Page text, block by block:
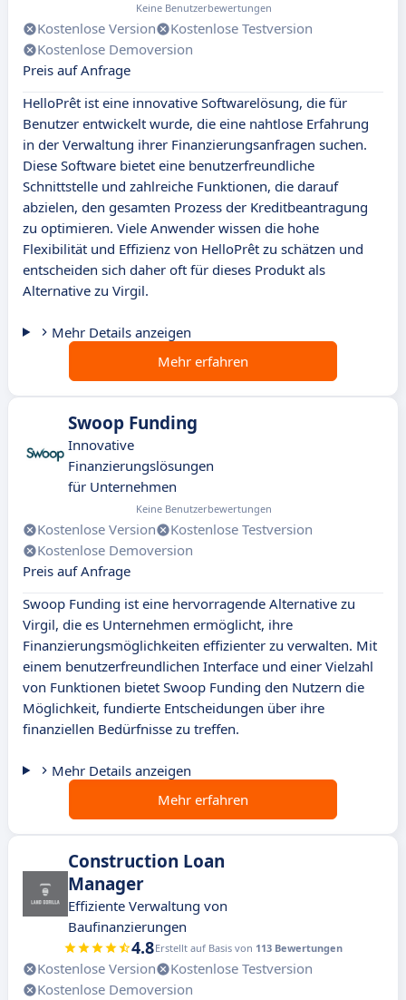
Keine Benutzerbewertungen
Kostenlose Version
Kostenlose Testversion
Kostenlose Demoversion
Preis auf Anfrage
HelloPrêt ist eine innovative Softwarelösung, die für
Benutzer entwickelt wurde, die eine nahtlose Erfahrung
in der Verwaltung ihrer Finanzierungsanfragen suchen.
Diese Software bietet eine benutzerfreundliche
Schnittstelle und zahlreiche Funktionen, die darauf
abzielen, den gesamten Prozess der Kreditbeantragung
zu optimieren. Viele Anwender wissen die hohe
Flexibilität und Effizienz von HelloPrêt zu schätzen und
entscheiden sich daher oft für dieses Produkt als
Alternative zu Virgil.
Mehr Details anzeigen
Mehr erfahren
Swoop Funding
Innovative
Finanzierungslösungen
für Unternehmen
Keine Benutzerbewertungen
Kostenlose Version
Kostenlose Testversion
Kostenlose Demoversion
Preis auf Anfrage
Swoop Funding ist eine hervorragende Alternative zu
Virgil, die es Unternehmen ermöglicht, ihre
Finanzierungsmöglichkeiten effizienter zu verwalten. Mit
einem benutzerfreundlichen Interface und einer Vielzahl
von Funktionen bietet Swoop Funding den Nutzern die
Möglichkeit, fundierte Entscheidungen über ihre
finanziellen Bedürfnisse zu treffen.
Mehr Details anzeigen
Mehr erfahren
Construction Loan
Manager
Effiziente Verwaltung von
Baufinanzierungen
4.8Erstellt auf Basis von 113 Bewertungen
Kostenlose Version
Kostenlose Testversion
Kostenlose Demoversion